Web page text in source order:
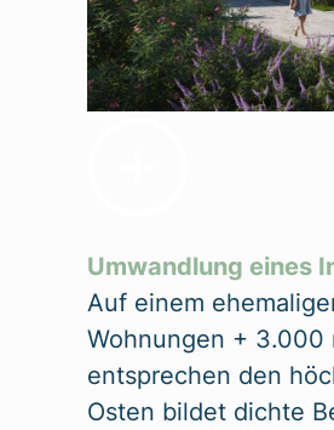
Umwandlung eines
Auf einem
Wohnungen + 3.000
entsprechen den
Osten bildet dichte